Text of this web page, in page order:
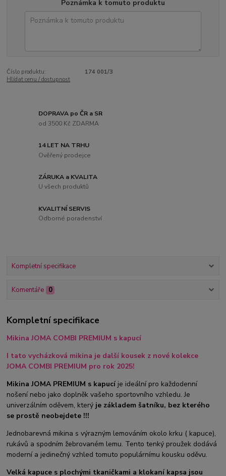
Poznámka k tomuto produktu
Číslo produktu:
174 001/3
Hlídat cenu / dostupnost
DOPRAVA po ČR a SR
od 3500 Kč ZDARMA
14 LET NA TRHU
Ověřený prodejce
ZÁRUKA a KVALITA
U všech produktů
KVALITNÍ SERVIS
Odborné poradenství
Kompletní specifikace
Komentáře 0
Kompletní specifikace
Mikina JOMA COMBI PREMIUM s kapucí
I tato vycházková mikina je další kousek z nové kolekce
JOMA COMBI PREMIUM pro rok 2025!
Mikina JOMA PREMIUM s kapucí je ideální pro každodenní
nošení nebo jako doplněk vašeho sportovního vzhledu. Je
univerzálním oděvem, který je základem šatníku, bez kterého
se prostě neobejdete !!!
Jednobarevná mikina s výrazným lemováním okolo krku ( kapuce),
rukávů a spodním žebrovaném lemu. Tento tenký proužek dodává
moderní a jedinečný vzhled tomuto populárnímu kousku oděvu.
Velká kapuce s plochými tkaničkami a klokaní kapsa jsou